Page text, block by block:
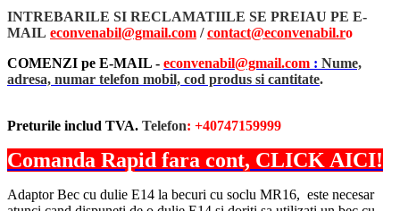
INTREBARILE SI RECLAMATIILE SE PREIAU PE E-
MAIL econvenabil@gmail.com /contact@econvenabil.ro
COMENZI pe E-MAIL - econvenabil@gmail.com : Nume,
adresa, numar telefon mobil, cod produs si cantitate.
Preturile includ TVA. Telefon: +40747159999
Comanda Rapid fara cont, CLICK AICI!
Adaptor Bec cu dulie E14 la becuri cu soclu MR16, este necesar